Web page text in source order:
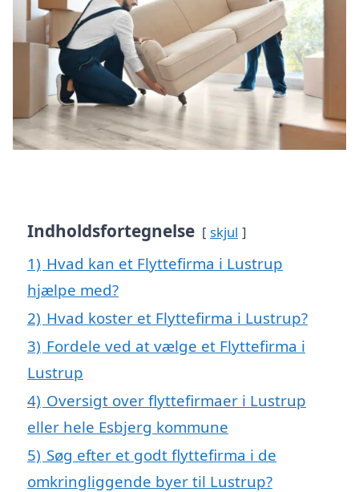
Indholdsfortegnelse skjul
1) Hvad kan et Flyttefirma i Lustrup
hjælpe med?
2) Hvad koster et Flyttefirma i Lustrup?
3) Fordele ved at vælge et Flyttefirma i
Lustrup
4) Oversigt over flyttefirmaer i Lustrup
eller hele Esbjerg kommune
5) Søg efter et godt flyttefirma i de
omkringliggende byer til Lustrup?